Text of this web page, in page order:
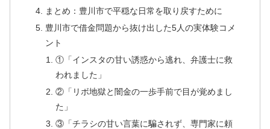
まとめ：豊川市で平穏な日常を取り戻すために
豊川市で借金問題から抜け出した5人の実体験コメ
ント
①「インスタの甘い誘惑から逃れ、弁護士に救
われました」
②「リボ地獄と闇金の一歩手前で目が覚めまし
た」
③「チラシの甘い言葉に騙されず、専門家に頼